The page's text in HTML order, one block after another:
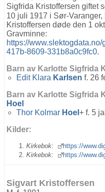
Sigfrida Kristoffersen giftet
10 juli 1917 i Sør-Varanger,
Kristoffersen døde den 1
Gravminne:
https://
417b-8609-331b8a0c9fc0.
Barn av Karlotte Sigfrida
Edit Klara Karlsen f. 26
Barn av Karlotte Sigfrida
Hoel
Thor Kolmar Hoel + f. 5
Kilder:
Kirkebok: https://
Kirkebok:
https://
Sigvart Kristoffersen